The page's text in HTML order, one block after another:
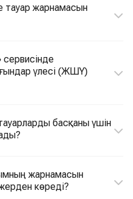
тауар жарнамасын
сервисінде
үлесі (ЖШҮ)
басқаны үшін
жарнамасын
көреді?